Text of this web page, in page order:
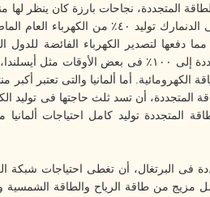
المتجددة، نجاحات بارزة كان ينظر لها
درب الخيال. فقد استطاعت طاقة الرياح فى الدنمارك
الشبكة، مما دفعها لتصدير الكهرباء الفائضة
أخرى وصلت مساهمة مصادر الطاقة المتجددة إلى ١٠٠٪ فى بعض
الكهرومائية. أما ألمانيا والتى تعتبر أكبر
المتجددة، أن تسد ثلث حاجتها فى توليد
المتجددة توليد كامل احتياجات
البرتغال، أن تغطى احتياجات شبكة
مزيج من طاقة الرياح والطاقة الشمسية